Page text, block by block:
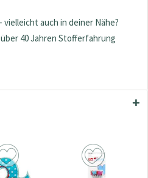
- vielleicht auch in deiner Nähe?
40 Jahren Stofferfahrung